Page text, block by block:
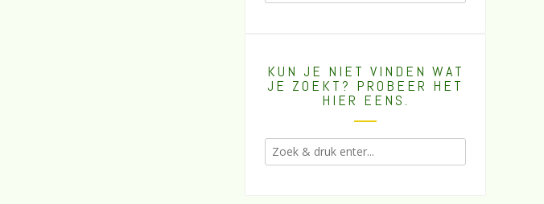
KUN JE NIET VINDEN WAT
JE ZOEKT? PROBEER HET
HIER EENS.